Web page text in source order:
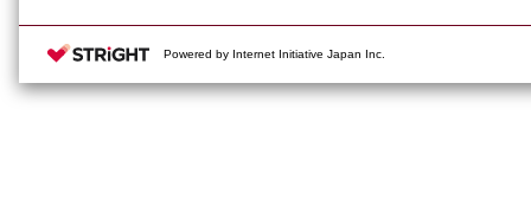
Powered by Internet Initiative Japan Inc.